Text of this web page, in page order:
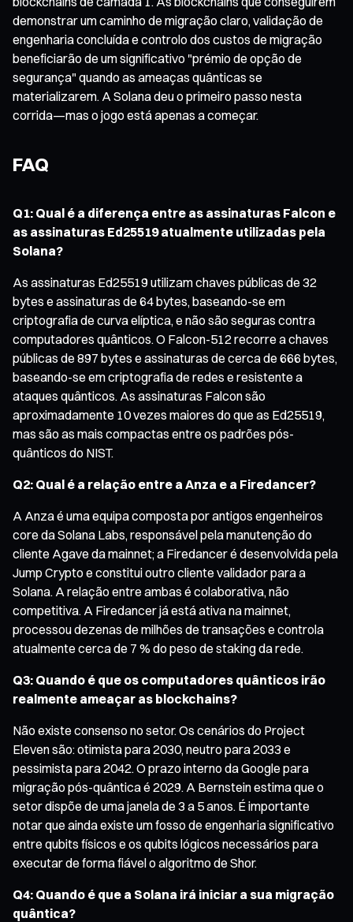
demonstrar um caminho de migração claro, validação de
engenharia concluída e controlo dos custos de migração
beneficiarão de um significativo "prémio de opção de
segurança" quando as ameaças quânticas se
materializarem. A Solana deu o primeiro passo nesta
corrida—mas o jogo está apenas a começar.
FAQ
Q1: Qual é a diferença entre as assinaturas Falcon e
as assinaturas Ed25519 atualmente utilizadas pela
Solana?
As assinaturas Ed25519 utilizam chaves públicas de 32
bytes e assinaturas de 64 bytes, baseando-se em
criptografia de curva elíptica, e não são seguras contra
computadores quânticos. O Falcon-512 recorre a chaves
públicas de 897 bytes e assinaturas de cerca de 666 bytes,
baseando-se em criptografia de redes e resistente a
ataques quânticos. As assinaturas Falcon são
aproximadamente 10 vezes maiores do que as Ed25519,
mas são as mais compactas entre os padrões pós-
quânticos do NIST.
Q2: Qual é a relação entre a Anza e a Firedancer?
A Anza é uma equipa composta por antigos engenheiros
core da Solana Labs, responsável pela manutenção do
cliente Agave da mainnet; a Firedancer é desenvolvida pela
Jump Crypto e constitui outro cliente validador para a
Solana. A relação entre ambas é colaborativa, não
competitiva. A Firedancer já está ativa na mainnet,
processou dezenas de milhões de transações e controla
atualmente cerca de 7 % do peso de staking da rede.
Q3: Quando é que os computadores quânticos irão
realmente ameaçar as blockchains?
Não existe consenso no setor. Os cenários do Project
Eleven são: otimista para 2030, neutro para 2033 e
pessimista para 2042. O prazo interno da Google para
migração pós-quântica é 2029. A Bernstein estima que o
setor dispõe de uma janela de 3 a 5 anos. É importante
notar que ainda existe um fosso de engenharia significativo
entre qubits físicos e os qubits lógicos necessários para
executar de forma fiável o algoritmo de Shor.
Q4: Quando é que a Solana irá iniciar a sua migração
quântica?